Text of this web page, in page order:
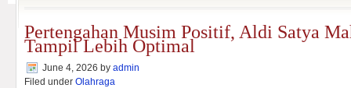
Pertengahan Musim Positif, Aldi Satya
Tampil Lebih Optimal
June 4, 2026 by admin
Filed under Olahraga